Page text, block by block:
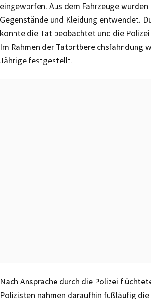
eingeworfen. Aus dem Fahrzeuge wurden
Gegenstände und Kleidung entwendet.
konnte die Tat beobachtet und die
Im Rahmen der Tatortbereichsfahndung
Jährige festgestellt.
Nach Ansprache durch die Polizei
Polizisten nahmen daraufhin fußläufig